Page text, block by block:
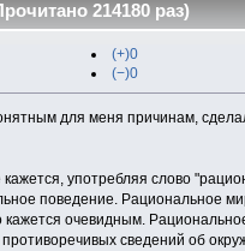
214180 раз)
(+)0
(−)0
для меня причинам,
употребляя слово
поведение. Рациональное
кажется очевидным.
сведений об